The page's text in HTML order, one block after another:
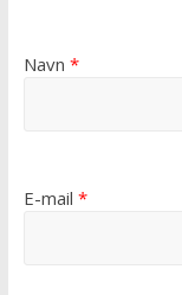
Navn *
E-mail *